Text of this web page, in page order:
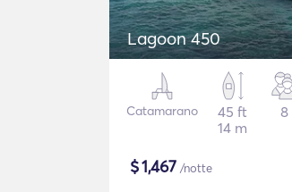
Lagoon 450
Catamarano
45 ft
14 m
8
$1,467 /notte